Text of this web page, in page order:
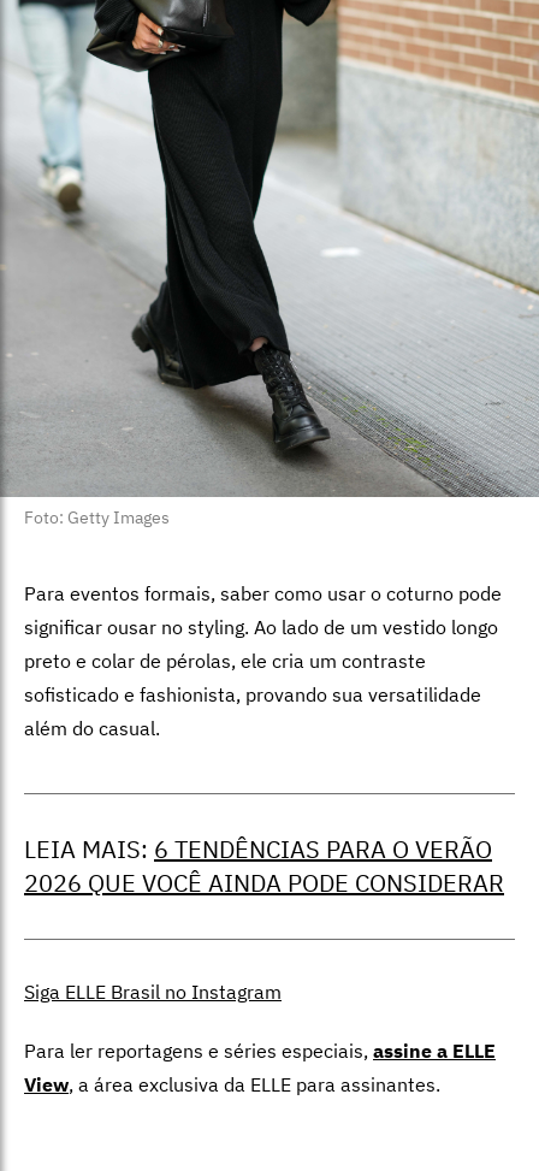
Foto: Getty Images
Para eventos formais, saber como usar o coturno pode
significar ousar no styling. Ao lado de um vestido longo
preto e colar de pérolas, ele cria um contraste
sofisticado e fashionista, provando sua versatilidade
além do casual.
LEIA MAIS: 6 TENDÊNCIAS PARA O VERÃO
2026 QUE VOCÊ AINDA PODE CONSIDERAR
Siga ELLE Brasil no Instagram
Para ler reportagens e séries especiais, assine a ELLE
View, a área exclusiva da ELLE para assinantes.